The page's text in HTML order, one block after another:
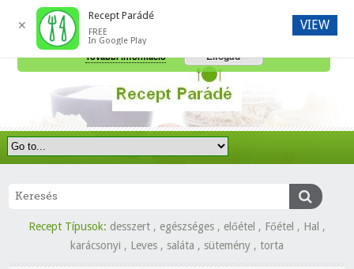
Recept Típusok: desszert , egészséges , előétel , Főétel , Hal ,
karácsonyi , Leves , saláta , sütemény , torta
A honlap további használatához a sütik használatát el kell fogadni.
További információ
Elfogad
✕
Recept Parádé
FREE
In Google Play
VIEW